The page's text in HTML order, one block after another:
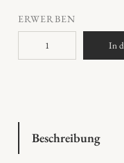
ERWERBEN
B
i
In
Beschreibung